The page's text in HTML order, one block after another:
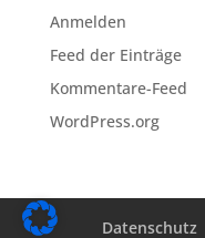
Anmelden
Feed der Einträge
Kommentare-Feed
WordPress.org
Datenschutz